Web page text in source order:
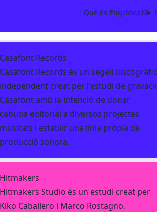
Què és Engresca't?
Casafont Records
Casafont Records és un segell discogràfic
independent creat per l'estudi de
Casafont amb la intenció de donar
cabuda editorial a diversos projectes
musicals i establir una línia pròpia de
producció sonora.
Hitmakers
Hitmakers Studio és un estudi creat per
Kiko Caballero i Marco Rostagno,